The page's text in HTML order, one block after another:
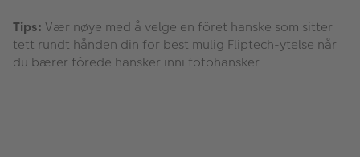
Tips: Vær nøye med å velge en fôret hanske som sitter
tett rundt hånden din for best mulig Fliptech-ytelse når
du bærer fôrede hansker inni fotohansker.